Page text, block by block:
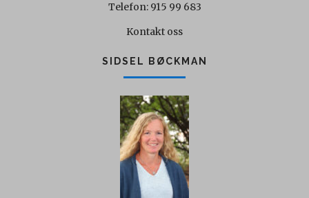
Telefon: 915 99 683
Kontakt oss
SIDSEL BØCKMAN